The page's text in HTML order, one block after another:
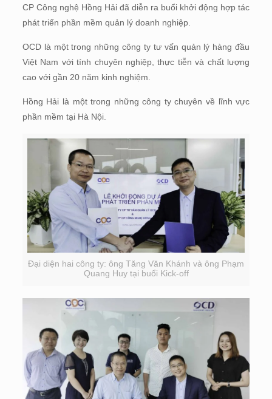
CP Công nghệ Hồng Hải đã diễn ra buổi khởi động hợp tác
phát triển phần mềm quản lý doanh nghiệp.
OCD là một trong những công ty tư vấn quản lý hàng đầu
Việt Nam với tính chuyên nghiệp, thực tiễn và chất lượng
cao với gần 20 năm kinh nghiệm.
Hồng Hải là một trong những công ty chuyên về lĩnh vực
phần mềm tại Hà Nội.
Đại diện hai công ty: ông Tăng Văn Khánh và ông Phạm
Quang Huy tại buổi Kick-off